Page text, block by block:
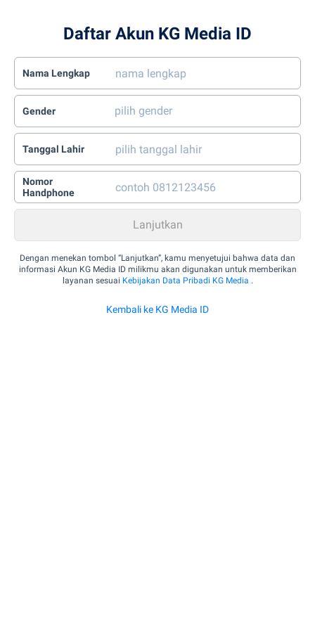
Daftar Akun KG Media ID
Nama Lengkap
Gender
Tanggal Lahir
Nomor
Handphone
Dengan menekan tombol “Lanjutkan”, kamu menyetujui bahwa data dan
informasi Akun KG Media ID milikmu akan digunakan untuk memberikan
layanan sesuai Kebijakan Data Pribadi KG Media .
Kembali ke KG Media ID